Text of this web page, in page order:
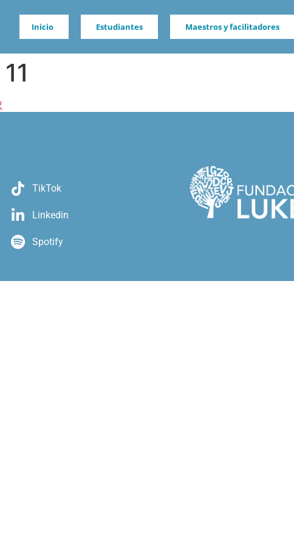
Inicio Estudiantes Maestros y facilitadores
TikTok
Linkedin
Spotify